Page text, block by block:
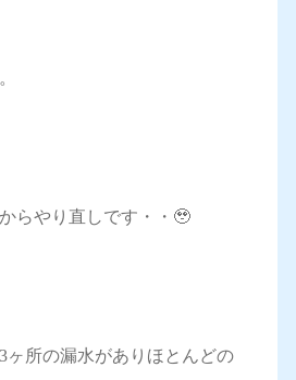
らやり直しです・・🥹
ヶ所の漏水がありほとんどの